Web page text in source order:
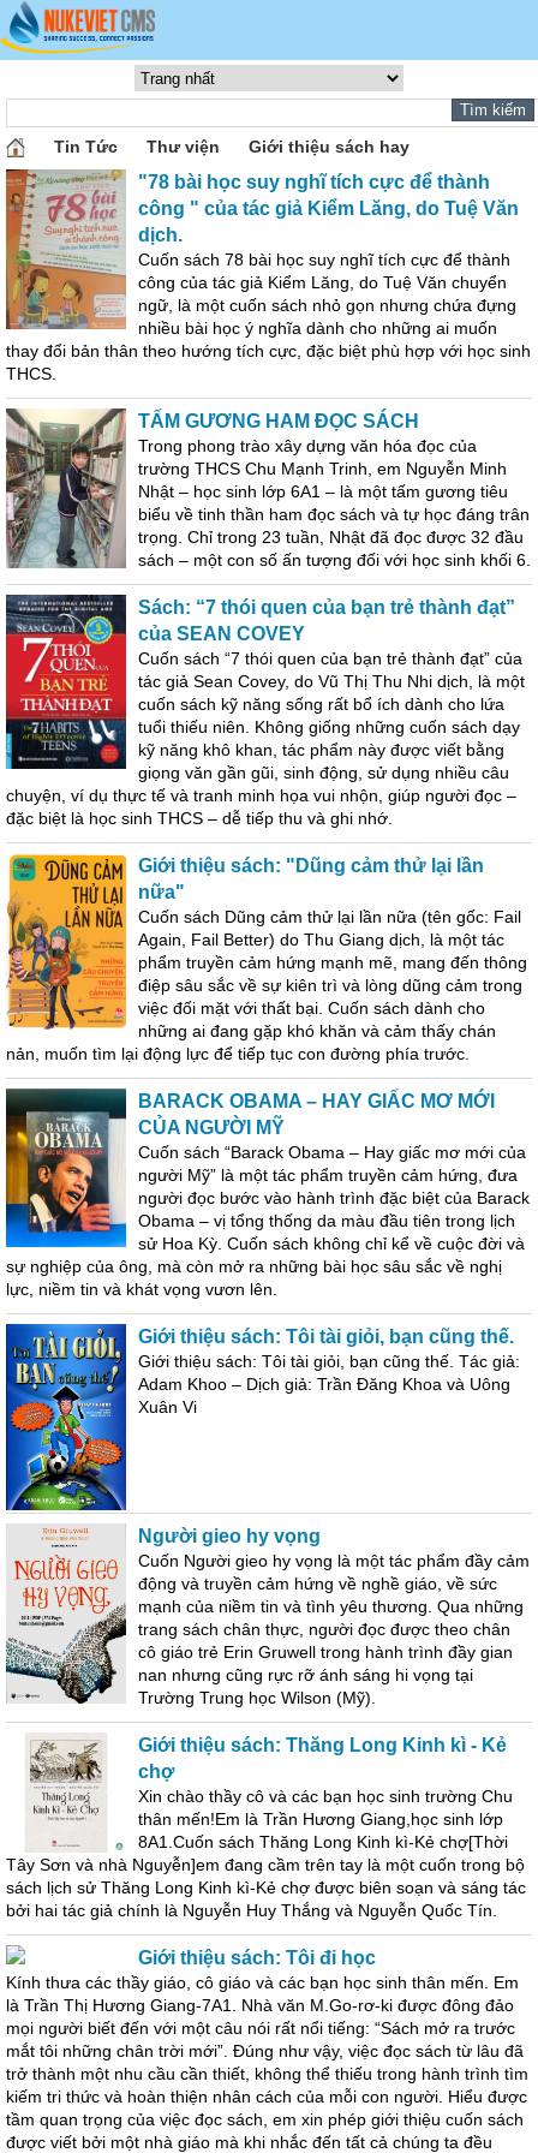
Tin Tức Thư viện Giới thiệu sách hay
"78 bài học suy nghĩ tích cực để thành
công " của tác giả Kiểm Lăng, do Tuệ Văn
dịch.
Cuốn sách 78 bài học suy nghĩ tích cực để thành
công của tác giả Kiểm Lăng, do Tuệ Văn chuyển
ngữ, là một cuốn sách nhỏ gọn nhưng chứa đựng
nhiều bài học ý nghĩa dành cho những ai muốn
thay đổi bản thân theo hướng tích cực, đặc biệt phù hợp với học sinh
THCS.
TẤM GƯƠNG HAM ĐỌC SÁCH
Trong phong trào xây dựng văn hóa đọc của
trường THCS Chu Mạnh Trinh, em Nguyễn Minh
Nhật – học sinh lớp 6A1 – là một tấm gương tiêu
biểu về tinh thần ham đọc sách và tự học đáng trân
trọng. Chỉ trong 23 tuần, Nhật đã đọc được 32 đầu
sách – một con số ấn tượng đối với học sinh khối 6.
Sách: “7 thói quen của bạn trẻ thành đạt”
của SEAN COVEY
Cuốn sách “7 thói quen của bạn trẻ thành đạt” của
tác giả Sean Covey, do Vũ Thị Thu Nhi dịch, là một
cuốn sách kỹ năng sống rất bổ ích dành cho lứa
tuổi thiếu niên. Không giống những cuốn sách dạy
kỹ năng khô khan, tác phẩm này được viết bằng
giọng văn gần gũi, sinh động, sử dụng nhiều câu
chuyện, ví dụ thực tế và tranh minh họa vui nhộn, giúp người đọc –
đặc biệt là học sinh THCS – dễ tiếp thu và ghi nhớ.
Giới thiệu sách: "Dũng cảm thử lại lần
nữa"
Cuốn sách Dũng cảm thử lại lần nữa (tên gốc: Fail
Again, Fail Better) do Thu Giang dịch, là một tác
phẩm truyền cảm hứng mạnh mẽ, mang đến thông
điệp sâu sắc về sự kiên trì và lòng dũng cảm trong
việc đối mặt với thất bại. Cuốn sách dành cho
những ai đang gặp khó khăn và cảm thấy chán
nản, muốn tìm lại động lực để tiếp tục con đường phía trước.
BARACK OBAMA – HAY GIẤC MƠ MỚI
CỦA NGƯỜI MỸ
Cuốn sách “Barack Obama – Hay giấc mơ mới của
người Mỹ” là một tác phẩm truyền cảm hứng, đưa
người đọc bước vào hành trình đặc biệt của Barack
Obama – vị tổng thống da màu đầu tiên trong lịch
sử Hoa Kỳ. Cuốn sách không chỉ kể về cuộc đời và
sự nghiệp của ông, mà còn mở ra những bài học sâu sắc về nghị
lực, niềm tin và khát vọng vươn lên.
Giới thiệu sách: Tôi tài giỏi, bạn cũng thế.
Giới thiệu sách: Tôi tài giỏi, bạn cũng thế. Tác giả:
Adam Khoo – Dịch giả: Trần Đăng Khoa và Uông
Xuân Vi
Người gieo hy vọng
Cuốn Người gieo hy vọng là một tác phẩm đầy cảm
động và truyền cảm hứng về nghề giáo, về sức
mạnh của niềm tin và tình yêu thương. Qua những
trang sách chân thực, người đọc được theo chân
cô giáo trẻ Erin Gruwell trong hành trình đầy gian
nan nhưng cũng rực rỡ ánh sáng hi vọng tại
Trường Trung học Wilson (Mỹ).
Giới thiệu sách: Thăng Long Kinh kì - Kẻ
chợ
Xin chào thầy cô và các bạn học sinh trường Chu
thân mến!Em là Trần Hương Giang,học sinh lớp
8A1.Cuốn sách Thăng Long Kinh kì-Kẻ chợ[Thời
Tây Sơn và nhà Nguyễn]em đang cầm trên tay là một cuốn trong bộ
sách lịch sử Thăng Long Kinh kì-Kẻ chợ được biên soạn và sáng tác
bởi hai tác giả chính là Nguyễn Huy Thắng và Nguyễn Quốc Tín.
Giới thiệu sách: Tôi đi học
Kính thưa các thầy giáo, cô giáo và các bạn học sinh thân mến. Em
là Trần Thị Hương Giang-7A1. Nhà văn M.Go-rơ-ki được đông đảo
mọi người biết đến với một câu nói rất nổi tiếng: “Sách mở ra trước
mắt tôi những chân trời mới”. Đúng như vậy, việc đọc sách từ lâu đã
trở thành một nhu cầu cần thiết, không thể thiếu trong hành trình tìm
kiếm tri thức và hoàn thiện nhân cách của mỗi con người. Hiểu được
tầm quan trọng của việc đọc sách, em xin phép giới thiệu cuốn sách
được viết bởi một nhà giáo mà khi nhắc đến tất cả chúng ta đều